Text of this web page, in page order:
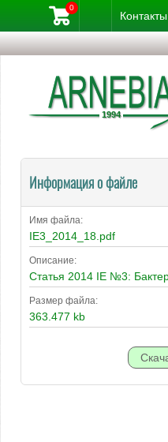
Контакты
0
Информация о файле
Имя файла:
IE3_2014_18.pdf
Описание:
Статья 2014 IE №3:
Размер файла:
363.477 kb